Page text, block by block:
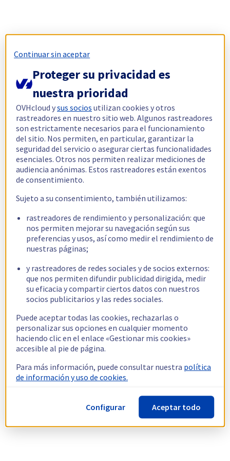
Continuar sin aceptar
Proteger su privacidad es
nuestra prioridad
OVHcloud ysus socios utilizan cookies y otros
rastreadores en nuestro sitio web. Algunos rastreadores
son estrictamente necesarios para el funcionamiento
del sitio. Nos permiten, en particular, garantizar la
seguridad del servicio o asegurar ciertas funcionalidades
esenciales. Otros nos permiten realizar mediciones de
audiencia anónimas. Estos rastreadores están exentos
de consentimiento.
Sujeto a su consentimiento, también utilizamos:
rastreadores de rendimiento y personalización: que
nos permiten mejorar su navegación según sus
preferencias y usos, así como medir el rendimiento de
nuestras páginas;
y rastreadores de redes sociales y de socios externos:
que nos permiten difundir publicidad dirigida, medir
su eficacia y compartir ciertos datos con nuestros
socios publicitarios y las redes sociales.
Puede aceptar todas las cookies, rechazarlas o
personalizar sus opciones en cualquier momento
haciendo clic en el enlace «Gestionar mis cookies»
accesible al pie de página.
Para más información, puede consultar nuestra política
de información y uso de cookies.
Configurar Aceptar todo